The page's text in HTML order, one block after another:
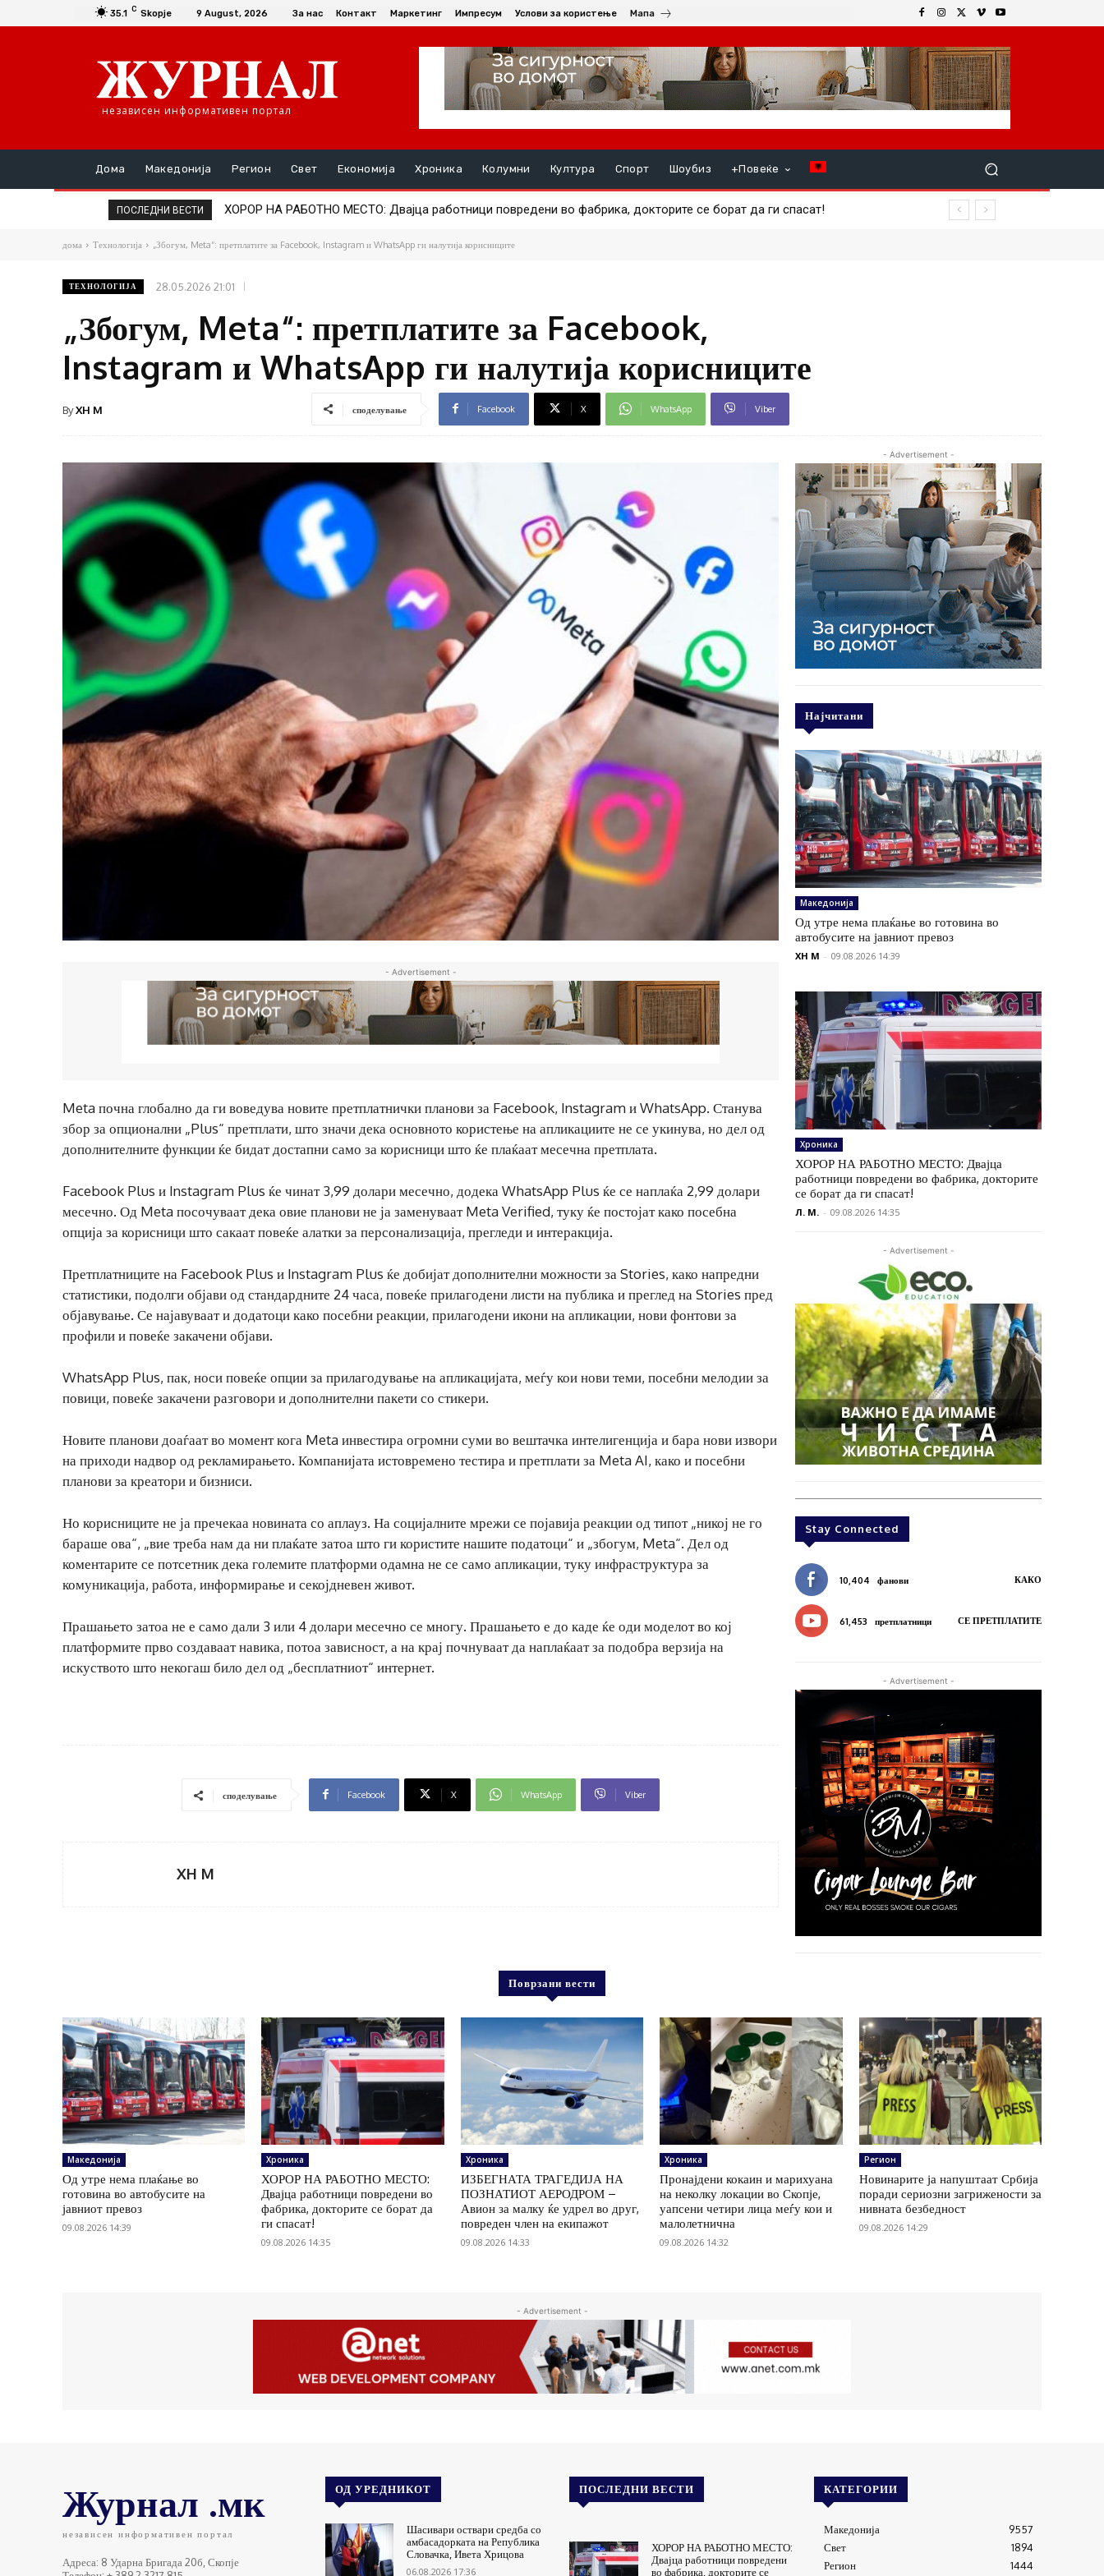
35.1 C Skopje 9 August, 2026 За нас Контакт Маркетинг Импресум Услови за користење Мапа
независен информативен портал
Дома Македонија Регион Свет Економија Хроника Колумни Култура Спорт Шоубиз +Повеќе
ПОСЛЕДНИ ВЕСТИ ХОРОР НА РАБОТНО МЕСТО: Двајца работници повредени во фабрика, докторите се борат да ги спасат!
ИЗБЕГНАТА ТРАГЕДИЈА НА ПОЗНАТИОТ АЕРОДРОМ – Авион за малку ќе удрел во друг, повреден член на екипажот
дома Технологија „Збогум, Meta“: претплатите за Facebook, Instagram и WhatsApp ги налутија корисниците
ТЕХНОЛОГИЈА 28.05.2026 21:01
„Збогум, Meta“: претплатите за Facebook,
Instagram и WhatsApp ги налутија корисниците
ByXH M споделување Facebook X WhatsApp Viber
- Advertisement -
Meta почна глобално да ги воведува новите претплатнички планови за Facebook, Instagram и WhatsApp. Станува
збор за опционални „Plus“ претплати, што значи дека основното користење на апликациите не се укинува, но дел од
дополнителните функции ќе бидат достапни само за корисници што ќе плаќаат месечна претплата.
Facebook Plus и Instagram Plus ќе чинат 3,99 долари месечно, додека WhatsApp Plus ќе се наплаќа 2,99 долари
месечно. Од Meta посочуваат дека овие планови не ја заменуваат Meta Verified, туку ќе постојат како посебна
опција за корисници што сакаат повеќе алатки за персонализација, прегледи и интеракција.
Претплатниците на Facebook Plus и Instagram Plus ќе добијат дополнителни можности за Stories, како напредни
статистики, подолги објави од стандардните 24 часа, повеќе прилагодени листи на публика и преглед на Stories пред
објавување. Се најавуваат и додатоци како посебни реакции, прилагодени икони на апликации, нови фонтови за
профили и повеќе закачени објави.
WhatsApp Plus, пак, носи повеќе опции за прилагодување на апликацијата, меѓу кои нови теми, посебни мелодии за
повици, повеќе закачени разговори и дополнителни пакети со стикери.
Новите планови доаѓаат во момент кога Meta инвестира огромни суми во вештачка интелигенција и бара нови извори
на приходи надвор од рекламирањето. Компанијата истовремено тестира и претплати за Meta AI, како и посебни
планови за креатори и бизниси.
Но корисниците не ја пречекаа новината со аплауз. На социјалните мрежи се појавија реакции од типот „никој не го
бараше ова“, „вие треба нам да ни плаќате затоа што ги користите нашите податоци“ и „збогум, Meta“. Дел од
коментарите се потсетник дека големите платформи одамна не се само апликации, туку инфраструктура за
комуникација, работа, информирање и секојдневен живот.
Прашањето затоа не е само дали 3 или 4 долари месечно се многу. Прашањето е до каде ќе оди моделот во кој
платформите прво создаваат навика, потоа зависност, а на крај почнуваат да наплаќаат за подобра верзија на
искуството што некогаш било дел од „бесплатниот“ интернет.
споделување Facebook X WhatsApp Viber
XH M
- Advertisement -
Најчитани
Македонија
Од утре нема плаќање во готовина во
автобусите на јавниот превоз
XH M - 09.08.2026 14:39
Хроника
ХОРОР НА РАБОТНО МЕСТО: Двајца
работници повредени во фабрика, докторите
се борат да ги спасат!
Л. М. - 09.08.2026 14:35
- Advertisement -
Stay Connected
10,404 фанови КАКО
61,453 претплатници СЕ ПРЕТПЛАТИТЕ
- Advertisement -
Поврзани вести
Македонија
Од утре нема плаќање во
готовина во автобусите на
јавниот превоз
09.08.2026 14:39
Хроника
ХОРОР НА РАБОТНО МЕСТО:
Двајца работници повредени во
фабрика, докторите се борат да
ги спасат!
09.08.2026 14:35
Хроника
ИЗБЕГНАТА ТРАГЕДИЈА НА
ПОЗНАТИОТ АЕРОДРОМ –
Авион за малку ќе удрел во друг,
повреден член на екипажот
09.08.2026 14:33
Хроника
Пронајдени кокаин и марихуана
на неколку локации во Скопје,
уапсени четири лица меѓу кои и
малолетнична
09.08.2026 14:32
Регион
Новинарите ја напуштаат Србија
поради сериозни загрижености за
нивната безбедност
09.08.2026 14:29
- Advertisement -
Журнал .мк
независен информативен портал
Адреса: 8 Ударна Бригада 20б, Скопје
ОД УРЕДНИКОТ
Шасивари оствари средба со
амбасадорката на Република
Словачка, Ивета Хрицова
06.08.2026 17:36
ПОСЛЕДНИ ВЕСТИ
ХОРОР НА РАБОТНО МЕСТО:
Двајца работници повредени
во фабрика, докторите се
КАТЕГОРИИ
Македонија
9557
Свет
1894
Регион
1444